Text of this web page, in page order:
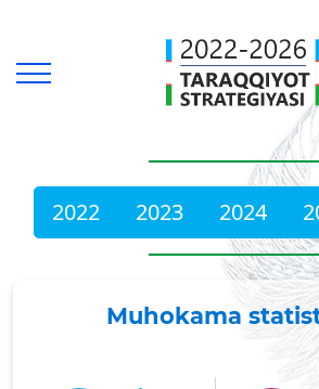
2022 2023 2024
Muhokama